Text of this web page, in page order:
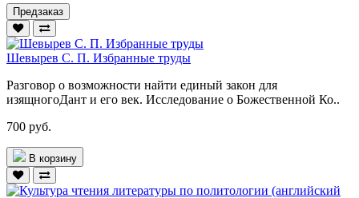
Предзаказ
Шевырев С. П. Избранные труды
Разговор о возможности найти единый закон для
изящногоДант и его век. Исследование о Божественной Ко..
700 руб.
В корзину